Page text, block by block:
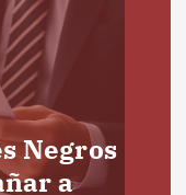
Negros
a